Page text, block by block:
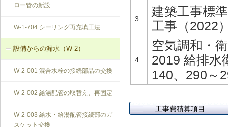
ロー管の新設
W-1-704 シーリング再充填工法
設備からの漏水（W-2）
W-2-001 混合水栓の接続部品の交換
W-2-002 給湯配管の取替え、再固定
W-2-003 給水・給湯配管接続部のガ
3
建築工事標
工事（2022
4
空気調和・
2019 給排水
140、290～
工事費積算項目